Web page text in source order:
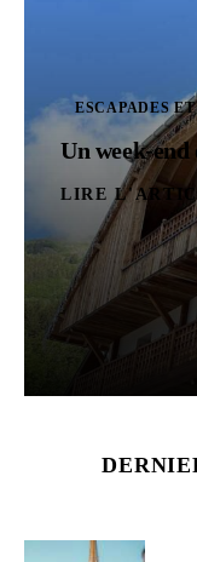
ESCAPADES
Un week-
LIRE